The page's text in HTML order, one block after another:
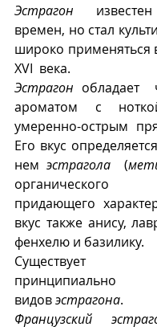
Эстрагон
времен, но стал
широко применяться
XVI  века.
Эстрагон обладает
ароматом с
умеренно-острым
Его вкус
нем эстрагола
  (
органического
придающего
вкус также анису,
фенхелю и базилику.
Существует
принципиально
видов эстрагона.
Французский